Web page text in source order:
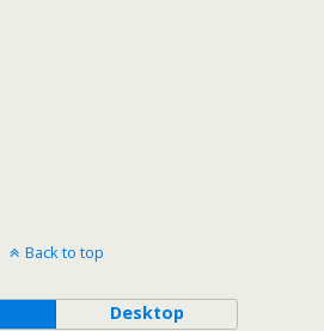
Back to top
Desktop